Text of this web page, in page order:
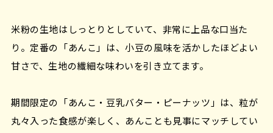
米粉の生地はしっとりとしていて、非常に上品な口当た
り。定番の「あんこ」は、小豆の風味を活かしたほどよい
甘さで、生地の繊細な味わいを引き立てます。
期間限定の「あんこ・豆乳バター・ピーナッツ」は、粒が
丸々入った食感が楽しく、あんことも見事にマッチしてい